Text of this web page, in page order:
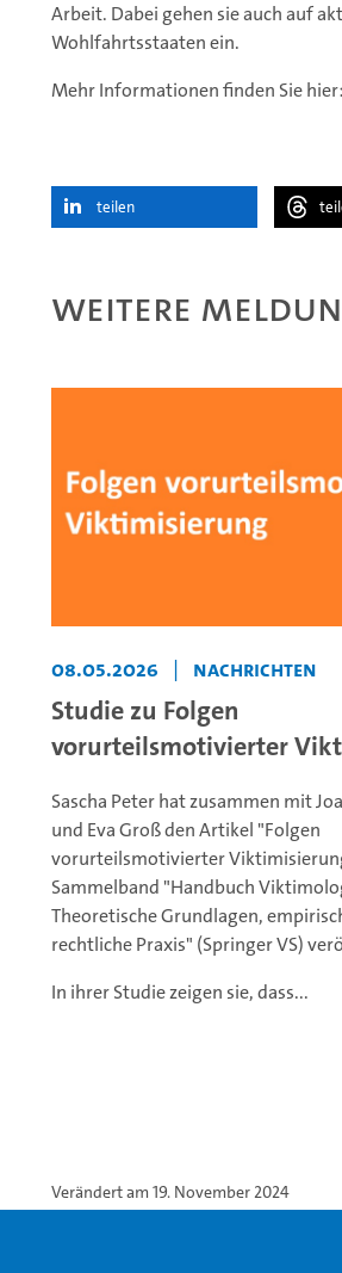
Arbeit. Dabei gehen sie auch auf
Wohlfahrtsstaaten ein.
Mehr Informationen finden Sie
teilen
Weitere
08.05.2026 | Nachrichten
Studie zu Folgen
vorurteilsmotivierter
Sascha Peter hat zusammen mit
und Eva Groß den Artikel "Folgen
vorurteilsmotivierter
Sammelband "Handbuch
Theoretische Grundlagen,
rechtliche Praxis" (Springer VS)
In ihrer Studie zeigen sie, dass...
Verändert am 19. November 2024